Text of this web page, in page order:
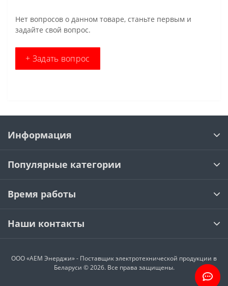
Нет вопросов о данном товаре, станьте первым и
задайте свой вопрос.
+ Задать вопрос
Информация
Популярные категории
Время работы
Наши контакты
ООО «АЕМ Энерджи» - Поставщик электротехнической продукции в
Беларуси © 2026. Все права защищены.